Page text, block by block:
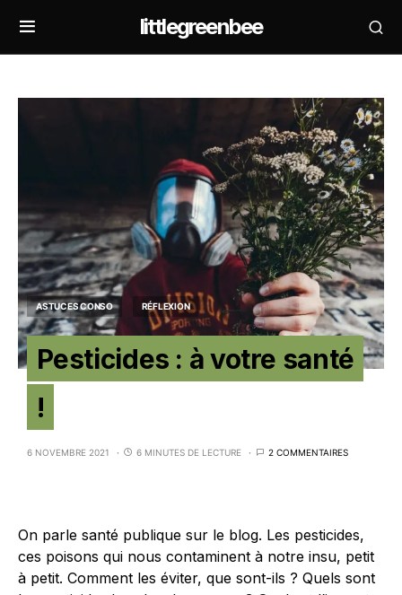
littlegreenbee
ASTUCES CONSO RÉFLEXION
Pesticides : à votre santé
!
6 NOVEMBRE 2021 6 MINUTES DE LECTURE 2 COMMENTAIRES
On parle santé publique sur le blog. Les pesticides,
ces poisons qui nous contaminent à notre insu, petit
à petit. Comment les éviter, que sont-ils ? Quels sont